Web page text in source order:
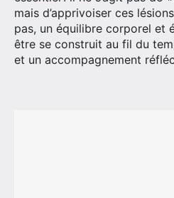
mais d’apprivoiser ces
pas, un équilibre corporel et
être se construit au fil du
et un accompagnement